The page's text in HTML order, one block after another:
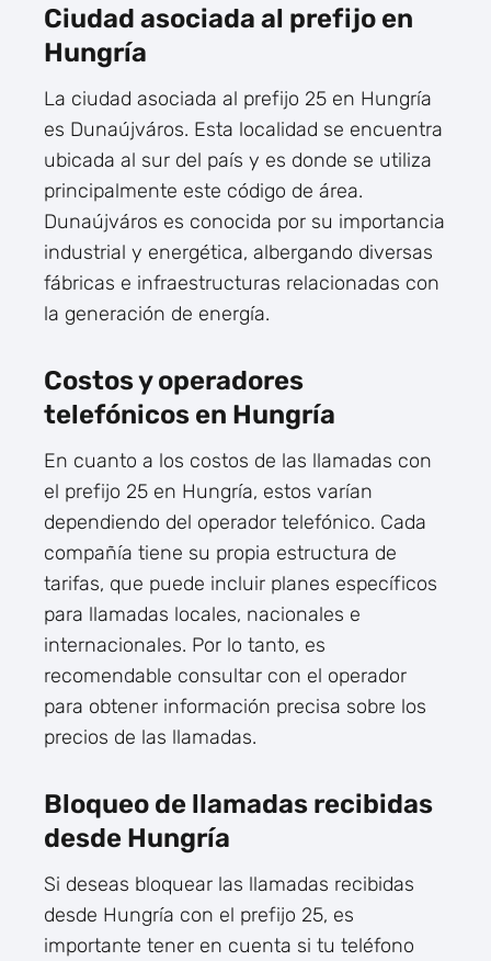
Ciudad asociada al prefijo en
Hungría
La ciudad asociada al prefijo 25 en Hungría
es Dunaújváros. Esta localidad se encuentra
ubicada al sur del país y es donde se utiliza
principalmente este código de área.
Dunaújváros es conocida por su importancia
industrial y energética, albergando diversas
fábricas e infraestructuras relacionadas con
la generación de energía.
Costos y operadores
telefónicos en Hungría
En cuanto a los costos de las llamadas con
el prefijo 25 en Hungría, estos varían
dependiendo del operador telefónico. Cada
compañía tiene su propia estructura de
tarifas, que puede incluir planes específicos
para llamadas locales, nacionales e
internacionales. Por lo tanto, es
recomendable consultar con el operador
para obtener información precisa sobre los
precios de las llamadas.
Bloqueo de llamadas recibidas
desde Hungría
Si deseas bloquear las llamadas recibidas
desde Hungría con el prefijo 25, es
importante tener en cuenta si tu teléfono